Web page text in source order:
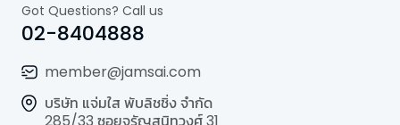
Got Questions? Call us
02-8404888
member@jamsai.com
บริษัท แจ่มใส พับลิชชิ่ง จำกัด
285/33 ซอยจรัญสนิทวงศ์ 31